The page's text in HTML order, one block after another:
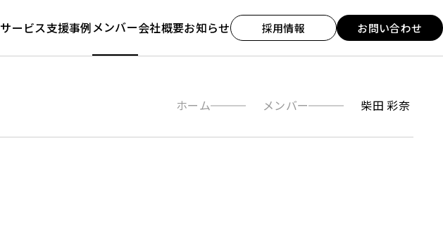
サービス支援事例メンバー会社概要お知らせ 採用情報 お問い合わせ
ホーム メンバー 柴田 彩奈